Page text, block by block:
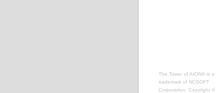
The Tower of AION® is a
trademark of NCSOFT
Corporation. Copyright ©